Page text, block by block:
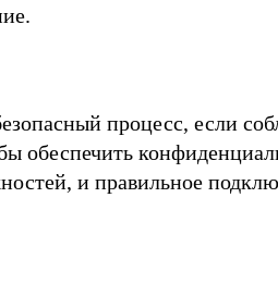
процесс, если
обеспечить
и правильное